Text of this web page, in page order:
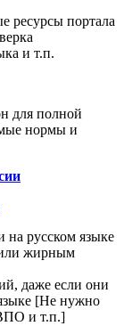
ресурсы портала
и т.п.
для полной
нормы и
русском языке
жирным
даже если они
[Не нужно
и т.п.]